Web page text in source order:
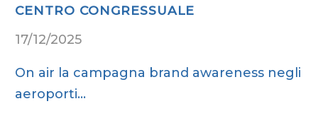
CENTRO CONGRESSUALE
17/12/2025
On air la campagna brand awareness negli
aeroporti